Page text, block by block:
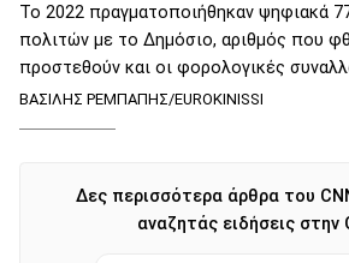
Το 2022 πραγματοποιήθηκαν ψηφιακά
πολιτών με το Δημόσιο, αριθμός που
προστεθούν και οι φορολογικές
ΒΑΣΙΛΗΣ ΡΕΜΠΑΠΗΣ/EUROKINISSI
Δες περισσότερα άρθρα του
αναζητάς ειδήσεις στην